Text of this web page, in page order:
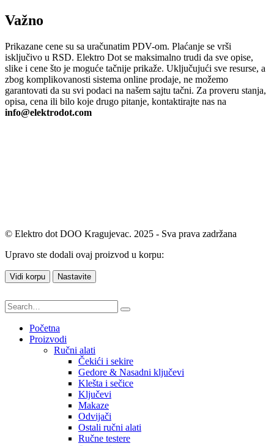
Važno
Prikazane cene su sa uračunatim PDV-om. Plaćanje se vrši
isključivo u RSD. Elektro Dot se maksimalno trudi da sve opise,
slike i cene što je moguće tačnije prikaže. Uključujući sve resurse, a
zbog komplikovanosti sistema online prodaje, ne možemo
garantovati da su svi podaci na našem sajtu tačni. Za proveru stanja,
opisa, cena ili bilo koje drugo pitanje, kontaktirajte nas na
info@elektrodot.com
© Elektro dot DOO Kragujevac. 2025 - Sva prava zadržana
Upravo ste dodali ovaj proizvod u korpu:
Vidi korpu Nastavite
Početna
Proizvodi
Ručni alati
Čekići i sekire
Gedore & Nasadni ključevi
Klešta i sečice
Ključevi
Makaze
Odvijači
Ostali ručni alati
Ručne testere